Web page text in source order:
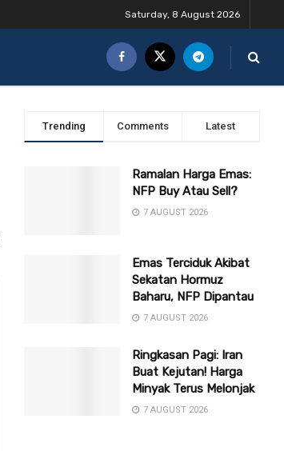
Saturday, 8 August 2026
Trending Comments Latest
Ramalan Harga Emas:
NFP Buy Atau Sell?
7 AUGUST 2026
Emas Terciduk Akibat
Sekatan Hormuz
Baharu, NFP Dipantau
7 AUGUST 2026
Ringkasan Pagi: Iran
Buat Kejutan! Harga
Minyak Terus Melonjak
7 AUGUST 2026